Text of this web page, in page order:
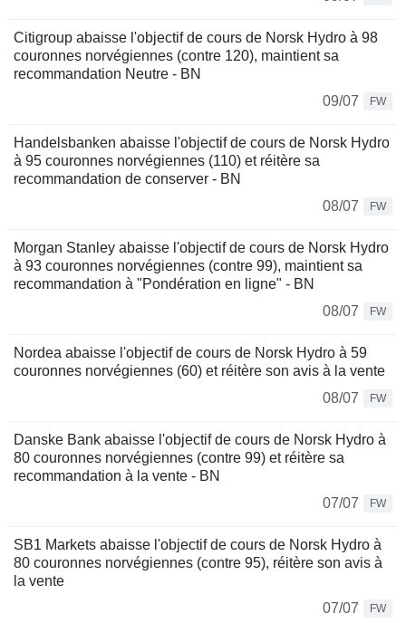
Citigroup abaisse l'objectif de cours de Norsk Hydro à 98
couronnes norvégiennes (contre 120), maintient sa
recommandation Neutre - BN
09/07
FW
Handelsbanken abaisse l'objectif de cours de Norsk Hydro
à 95 couronnes norvégiennes (110) et réitère sa
recommandation de conserver - BN
08/07
FW
Morgan Stanley abaisse l'objectif de cours de Norsk Hydro
à 93 couronnes norvégiennes (contre 99), maintient sa
recommandation à "Pondération en ligne" - BN
08/07
FW
Nordea abaisse l'objectif de cours de Norsk Hydro à 59
couronnes norvégiennes (60) et réitère son avis à la vente
08/07
FW
Danske Bank abaisse l'objectif de cours de Norsk Hydro à
80 couronnes norvégiennes (contre 99) et réitère sa
recommandation à la vente - BN
07/07
FW
SB1 Markets abaisse l'objectif de cours de Norsk Hydro à
80 couronnes norvégiennes (contre 95), réitère son avis à
la vente
07/07
FW